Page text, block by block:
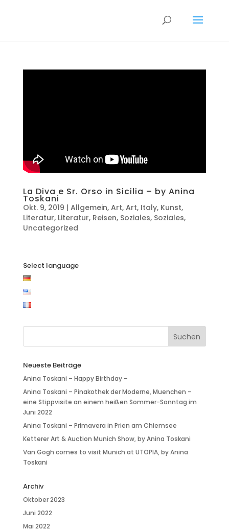
La Diva e Sr. Orso in Sicilia – by Anina
Toskani
Okt. 9, 2019 | Allgemein, Art, Art, Italy, Kunst,
Literatur, Literatur, Reisen, Soziales, Soziales,
Uncategorized
Select language
Neueste Beiträge
Anina Toskani – Happy Birthday –
Anina Toskani – Pinakothek der Moderne, Muenchen –
eine Stippvisite an einem heißen Sommer-Sonntag im
Juni 2022
Anina Toskani – Primavera in Prien am Chiemsee
Ketterer Art & Auction Munich Show, by Anina Toskani
Van Gogh comes to visit Munich at UTOPIA, by Anina
Toskani
Archiv
Oktober 2023
Juni 2022
Mai 2022